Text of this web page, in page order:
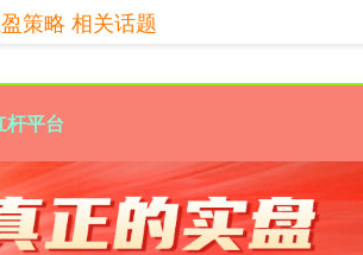
杆平台
策略 相关话题